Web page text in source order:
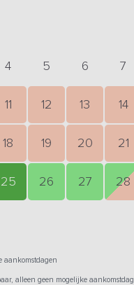
4 5 6 7
11 12 13 14
18 19 20 21
25 26 27 28
aankomstdagen
alleen geen mogelijke aankomstdag